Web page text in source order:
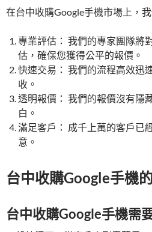
在台中收購Google手機市場上，
專業評估： 我們的專家團隊將
估，確保您獲得公平的報價。
快速交易： 我們的流程高效迅
收。
透明報價： 我們的報價沒有隱
白。
滿足客戶： 成千上萬的客戶已
意。
台中收購Google手機
台中收購Google手機需